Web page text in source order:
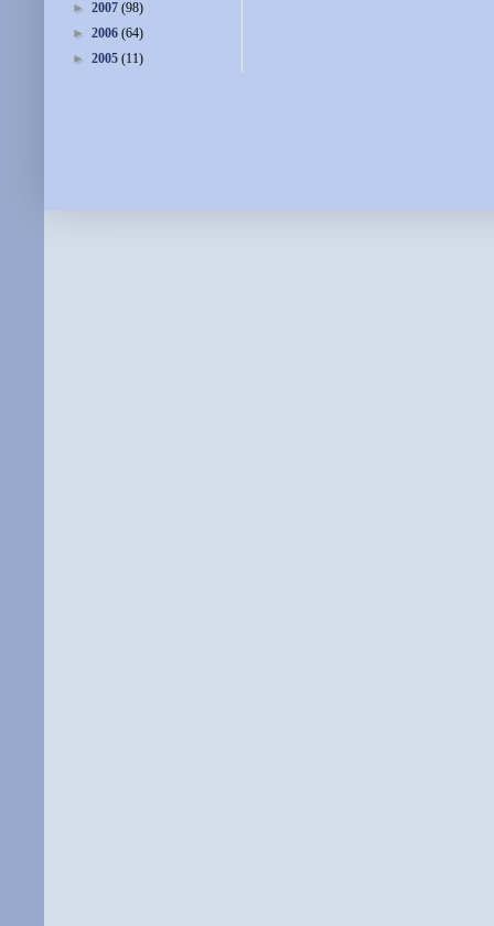
► 2007 (98)
► 2006 (64)
► 2005 (11)